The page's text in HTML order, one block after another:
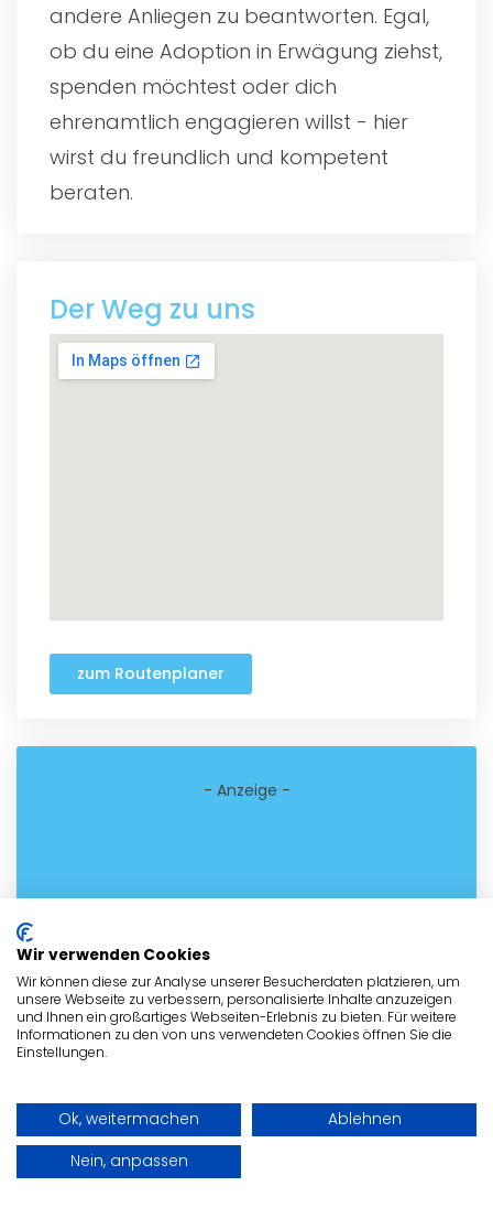
andere Anliegen zu beantworten. Egal,
ob du eine Adoption in Erwägung ziehst,
spenden möchtest oder dich
ehrenamtlich engagieren willst - hier
wirst du freundlich und kompetent
beraten.
Der Weg zu uns
zum Routenplaner
- Anzeige -
Wir verwenden Cookies
Wir können diese zur Analyse unserer Besucherdaten platzieren, um
unsere Webseite zu verbessern, personalisierte Inhalte anzuzeigen
und Ihnen ein großartiges Webseiten-Erlebnis zu bieten. Für weitere
Informationen zu den von uns verwendeten Cookies öffnen Sie die
Einstellungen.
Ok, weitermachen
Ablehnen
Nein, anpassen